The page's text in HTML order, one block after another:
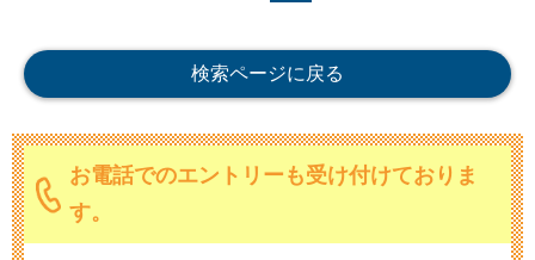
検索ページに戻る
お電話でのエントリーも受け付けておりま
す。